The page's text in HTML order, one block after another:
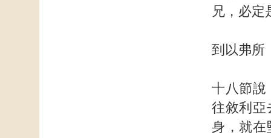
兄，必定
到以弗所
十八節說
往敘利亞
身，就在